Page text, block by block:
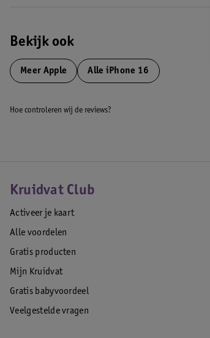
Ondersteunt MagSafe technologie
Een tijdloze, stijlvolle uitstraling
Beschikt over het Apple logo
Bekijk ook
Meer Apple Alle iPhone 16
Hoe controleren wij de reviews?
Kruidvat Club
Activeer je kaart
Alle voordelen
Gratis producten
Mijn Kruidvat
Gratis babyvoordeel
Veelgestelde vragen